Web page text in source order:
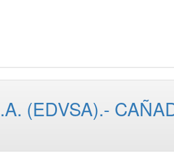
(EDVSA).-